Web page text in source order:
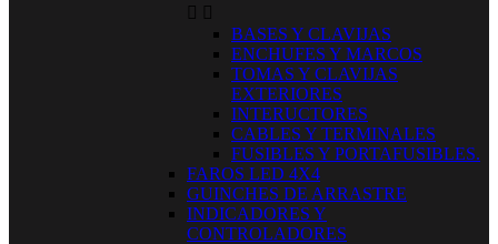
 
BASES Y CLAVIJAS
ENCHUFES Y MARCOS
TOMAS Y CLAVIJAS
EXTERIORES
INTERUCTORES
CABLES Y TERMINALES
FUSIBLES Y PORTAFUSIBLES.
FAROS LED 4X4
GUINCHES DE ARRASTRE
INDICADORES Y
CONTROLADORES